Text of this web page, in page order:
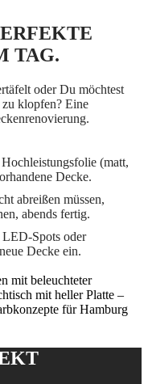
TAG.
oder Du möchtest
zu klopfen? Eine
(matt,
Decke.
abreißen müssen,
abends fertig.
Spots oder
Decke ein.